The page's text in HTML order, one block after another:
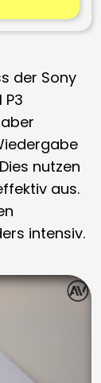
der Sony
nutzen
aus.
intensiv.